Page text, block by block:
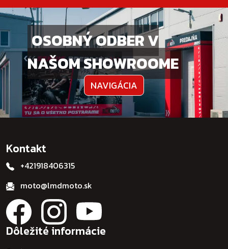
OSOBNÝ ODBER V
NAŠOM SHOWROOME
NAVIGÁCIA
Kontakt
+421918406315
moto@lmdmoto.sk
Dôležité informácie